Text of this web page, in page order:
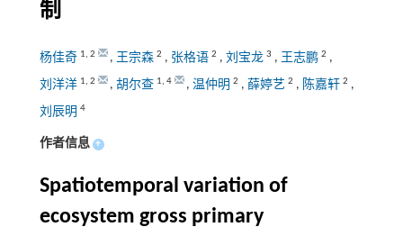
制
杨佳奇 1, 2 , 王宗森 2 , 张格语 2 , 刘宝龙 3 , 王志鹏 2 ,
刘洋洋 1, 2 , 胡尔查 1, 4 , 温仲明 2 , 薛婷艺 2 , 陈嘉轩 2 ,
刘辰明 4
作者信息 +
Spatiotemporal variation of
ecosystem gross primary